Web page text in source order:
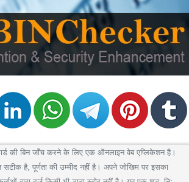
की बिन जाँच करने के लिए एक ऑनलाइन वेब एप्लिकेशन है।
सटीक है, पूर्णता की उम्मीद नहीं है। अपने जोखिम पर इसका